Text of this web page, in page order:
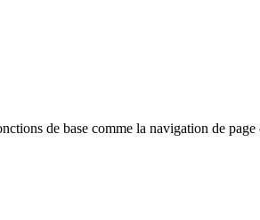
de base comme la navigation de